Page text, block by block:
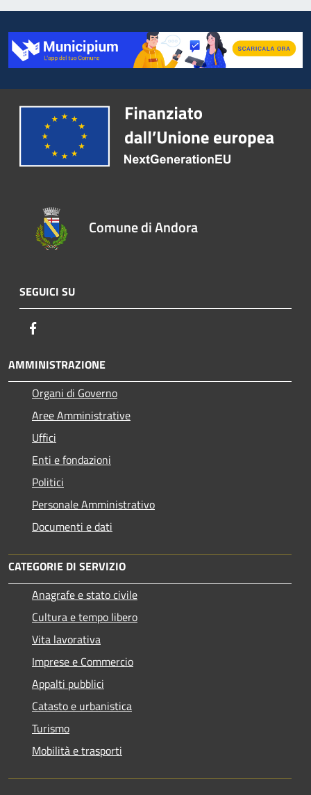
Comune di Andora
SEGUICI SU
AMMINISTRAZIONE
Organi di Governo
Aree Amministrative
Uffici
Enti e fondazioni
Politici
Personale Amministrativo
Documenti e dati
CATEGORIE DI SERVIZIO
Anagrafe e stato civile
Cultura e tempo libero
Vita lavorativa
Imprese e Commercio
Appalti pubblici
Catasto e urbanistica
Turismo
Mobilità e trasporti